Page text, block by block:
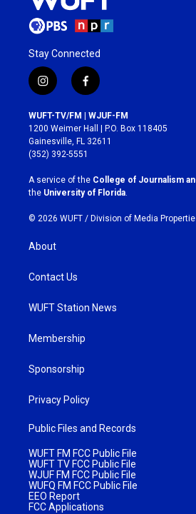
Stay Connected
i
n
s
t
a
g
r
a
m
f
a
c
e
b
o
k
WUFT-TV/FM | WJUF-FM
1200 Weimer Hall | P.O. Box 118405
Gainesville, FL 32611
(352) 392-5551
A service of the College of Journalism
the University of Florida.
© 2026 WUFT / Division of Media
About
Contact Us
WUFT Station News
Membership
Sponsorship
Privacy Policy
Public Files and Records
WUFT FM FCC Public File
WUFT TV FCC Public File
WJUF FM FCC Public File
WUFQ FM FCC Public File
EEO Report
FCC Applications